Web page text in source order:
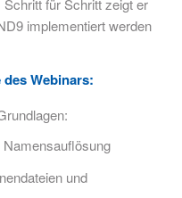
implementiert werden
Webinars:
und